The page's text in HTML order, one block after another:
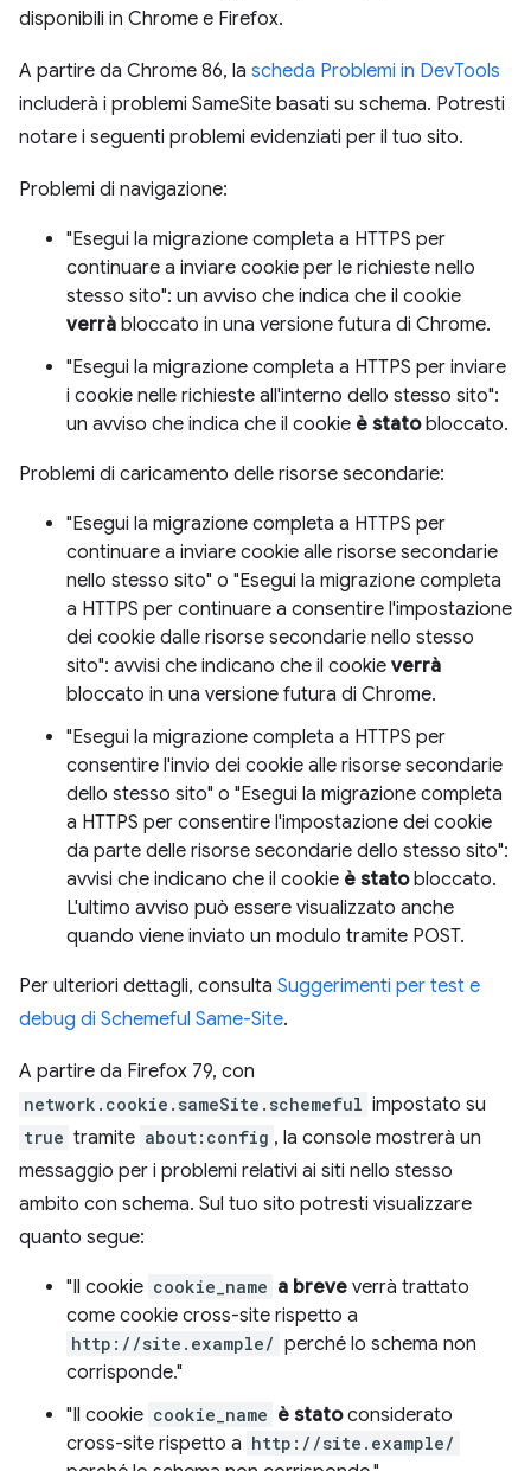
disponibili in Chrome e Firefox.
A partire da Chrome 86, la scheda Problemi in DevTools
includerà i problemi SameSite basati su schema. Potresti
notare i seguenti problemi evidenziati per il tuo sito.
Problemi di navigazione:
"Esegui la migrazione completa a HTTPS per
continuare a inviare cookie per le richieste nello
stesso sito": un avviso che indica che il cookie
verrà bloccato in una versione futura di Chrome.
"Esegui la migrazione completa a HTTPS per inviare
i cookie nelle richieste all'interno dello stesso sito":
un avviso che indica che il cookie è statobloccato.
Problemi di caricamento delle risorse secondarie:
"Esegui la migrazione completa a HTTPS per
continuare a inviare cookie alle risorse secondarie
nello stesso sito" o "Esegui la migrazione completa
a HTTPS per continuare a consentire l'impostazione
dei cookie dalle risorse secondarie nello stesso
sito": avvisi che indicano che il cookie verrà
bloccato in una versione futura di Chrome.
"Esegui la migrazione completa a HTTPS per
consentire l'invio dei cookie alle risorse secondarie
dello stesso sito" o "Esegui la migrazione completa
a HTTPS per consentire l'impostazione dei cookie
da parte delle risorse secondarie dello stesso sito":
avvisi che indicano che il cookie è statobloccato.
L'ultimo avviso può essere visualizzato anche
quando viene inviato un modulo tramite POST.
Per ulteriori dettagli, consulta Suggerimenti per test e
debug di Schemeful Same-Site.
A partire da Firefox 79, con
network.cookie.sameSite.schemeful impostato su
true tramite about:config , la console mostrerà un
messaggio per i problemi relativi ai siti nello stesso
ambito con schema. Sul tuo sito potresti visualizzare
quanto segue:
"Il cookie cookie_name a breve verrà trattato
come cookie cross-site rispetto a
http://site.example/ perché lo schema non
corrisponde."
"Il cookie cookie_name è statoconsiderato
cross-site rispetto a http://site.example/